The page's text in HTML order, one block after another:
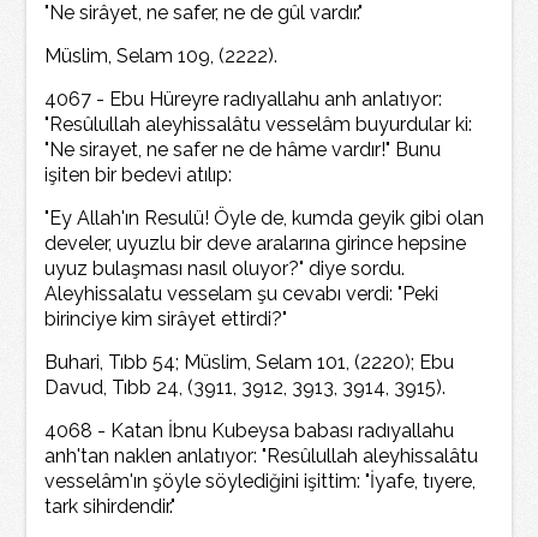
"Ne sirâyet, ne safer, ne de gûl vardır."
Müslim, Selam 109, (2222).
4067 - Ebu Hüreyre radıyallahu anh anlatıyor:
"Resûlullah aleyhissalâtu vesselâm buyurdular ki:
"Ne sirayet, ne safer ne de hâme vardır!" Bunu
işiten bir bedevi atılıp:
"Ey Allah'ın Resulü! Öyle de, kumda geyik gibi olan
develer, uyuzlu bir deve aralarına girince hepsine
uyuz bulaşması nasıl oluyor?" diye sordu.
Aleyhissalatu vesselam şu cevabı verdi: "Peki
birinciye kim sirâyet ettirdi?"
Buhari, Tıbb 54; Müslim, Selam 101, (2220); Ebu
Davud, Tıbb 24, (3911, 3912, 3913, 3914, 3915).
4068 - Katan İbnu Kubeysa babası radıyallahu
anh'tan naklen anlatıyor: "Resûlullah aleyhissalâtu
vesselâm'ın şöyle söylediğini işittim: "İyafe, tıyere,
tark sihirdendir."